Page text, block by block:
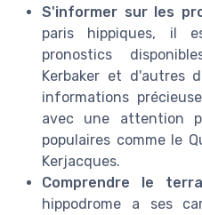
S'informer sur les
paris hippiques, il
pronostics
Kerbaker et d'autres
informations
avec une attention
populaires comme le
Kerjacques.
Comprendre le
hippodrome a ses